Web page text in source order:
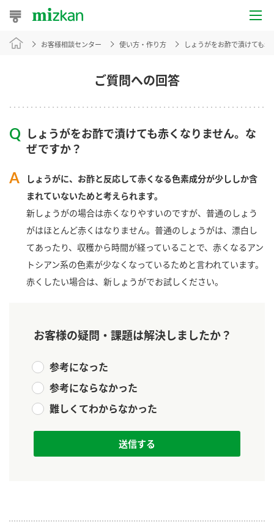
おうちレシピ
レシピ特集
レシピカテゴリ一覧
商品カテゴリ
酢 調味酢
みりん風・料理酒 鍋用調味料
つゆ
スープ
クイック調味料 レモン果汁
ふりかけ おすしの素
新商品一覧
ブランド・スペシャルサイト
ブランド・スペシャルサイト トップ
商品ブランドサイト
Fibee（ファイビー）
くらしプラ酢
カンタン酢
企業情報
国内事業概要
ミツカングループについて
環境への取り組み
採用情報
ご質問への回答
お客様相談センター 使い方・作り方 しょうがをお酢で漬けても
しょうがをお酢で漬けても赤くなりません。な
ぜですか？
しょうがに、お酢と反応して赤くなる色素成分が少ししか含
まれていないためと考えられます。
新しょうがの場合は赤くなりやすいのですが、普通のしょう
がはほとんど赤くはなりません。普通のしょうがは、漂白し
てあったり、収穫から時間が経っていることで、赤くなるアン
トシアン系の色素が少なくなっているためと言われています。
赤くしたい場合は、新しょうがでお試しください。
お客様の疑問・課題は解決しましたか？
参考になった
参考にならなかった
難しくてわからなかった